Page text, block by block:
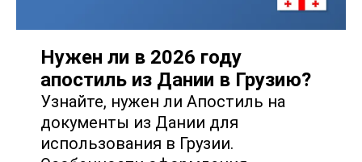
Нужен ли в 2026 году
апостиль из Дании в Грузию?
Узнайте, нужен ли Апостиль на
документы из Дании для
использования в Грузии.